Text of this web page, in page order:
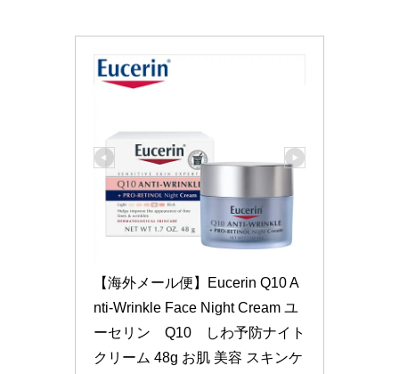
【海外メール便】Eucerin Q10 A
nti-Wrinkle Face Night Cream ユ
ーセリン　Q10　しわ予防ナイト
クリーム 48g お肌 美容 スキンケ